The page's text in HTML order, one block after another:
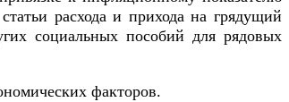
расхода и прихода на грядущий
социальных пособий для рядовых
факторов.